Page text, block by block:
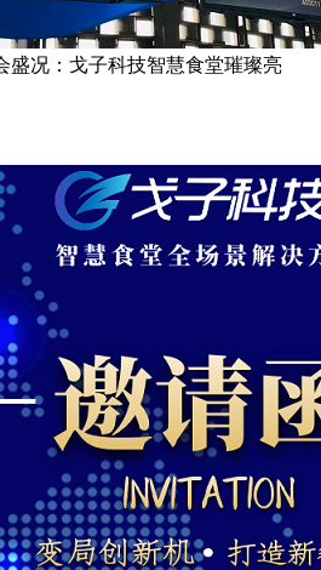
盛况：戈子科技智慧食堂璀璨亮